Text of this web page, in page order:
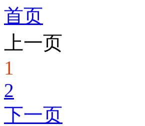
首页
上一页
1
2
下一页